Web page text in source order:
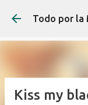
Ir
Todo por la
Kiss my